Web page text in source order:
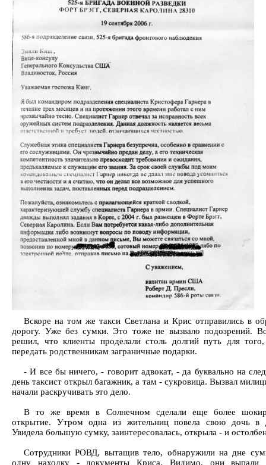
Вскоре на том же такси Светлана и Крис отправились в
дорогу. Уже без сумки. Это тоже не вызвало подозрений.
решил, что клиенты проделали столь долгий путь для
передать родственникам заграничные подарки.
- И все бы ничего, - говорит адвокат, - да буквально на
день таксист открыл багажник, а там - сукровица. Вызвал
начали раскручивать это дело.
В то же время в Солнечном сделали еще более
открытие. Утром одна из жительниц повела свою дочь в
Увидела большую сумку, заинтересовалась, открыла - и
Сотрудники РОВД, вытащив тело, обнаружили на дне
одну находку - документы Криса. Видимо, они выпали